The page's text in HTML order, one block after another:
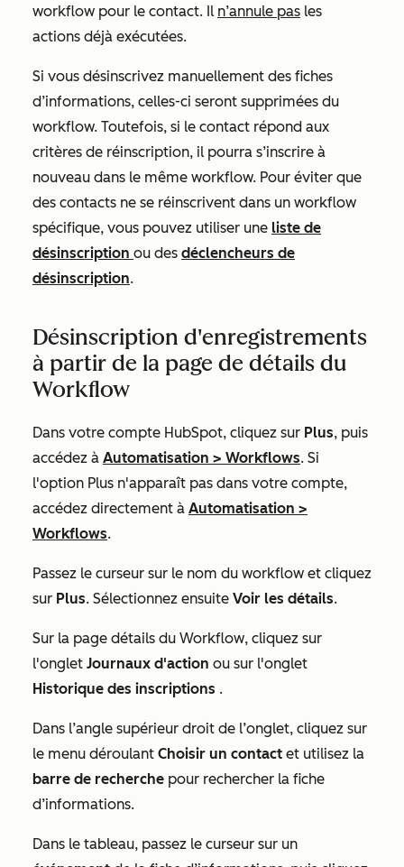
workflow pour le contact. Il n’annule pas les
actions déjà exécutées.
Si vous désinscrivez manuellement des fiches
d’informations, celles-ci seront supprimées du
workflow. Toutefois, si le contact répond aux
critères de réinscription, il pourra s’inscrire à
nouveau dans le même workflow. Pour éviter que
des contacts ne se réinscrivent dans un workflow
spécifique, vous pouvez utiliser une liste de
désinscription ou des déclencheurs de
désinscription.
Désinscription d'enregistrements
à partir de la page de détails du
Workflow
Dans votre compte HubSpot, cliquez sur Plus, puis
accédez à Automatisation > Workflows. Si
l'option Plus n'apparaît pas dans votre compte,
accédez directement à Automatisation >
Workflows.
Passez le curseur sur le nom du workflow et cliquez
sur Plus. Sélectionnez ensuite Voir les détails.
Sur la page détails du Workflow, cliquez sur
l'onglet Journaux d'action ou sur l'onglet
Historique des inscriptions .
Dans l’angle supérieur droit de l’onglet, cliquez sur
le menu déroulant Choisir un contact et utilisez la
barre de recherche pour rechercher la fiche
d’informations.
Dans le tableau, passez le curseur sur un